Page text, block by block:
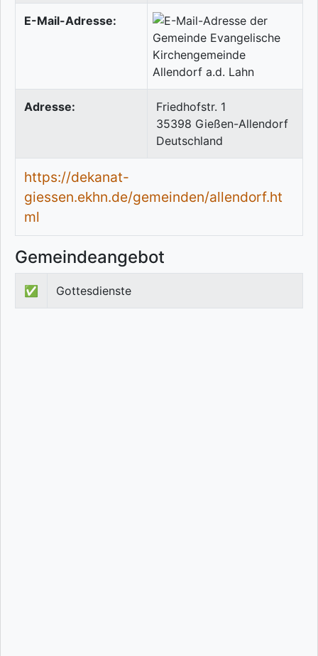
E-Mail-Adresse:
Adresse:
Friedhofstr. 1
35398 Gießen-Allendorf
Deutschland
https://dekanat-
giessen.ekhn.de/gemeinden/allendorf.ht
ml
Gemeindeangebot
✅ Gottesdienste